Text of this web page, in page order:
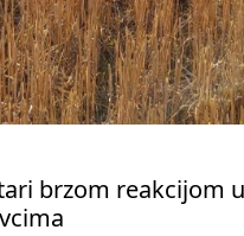
brzom reakcijom